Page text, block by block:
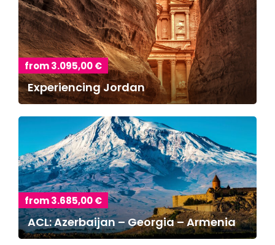
from 3.095,00 €
Experiencing Jordan
from 3.685,00 €
ACL: Azerbaijan – Georgia – Armenia